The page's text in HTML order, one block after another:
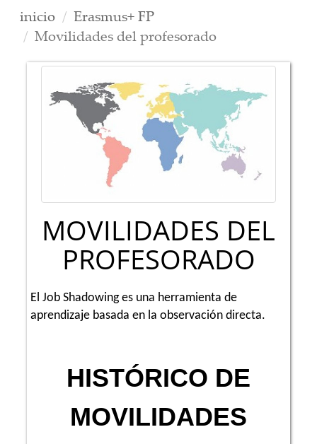
inicio
Erasmus+ FP
Movilidades del profesorado
MOVILIDADES DEL
PROFESORADO
El Job Shadowing es una herramienta de
aprendizaje basada en la observación directa.
HISTÓRICO DE
MOVILIDADES